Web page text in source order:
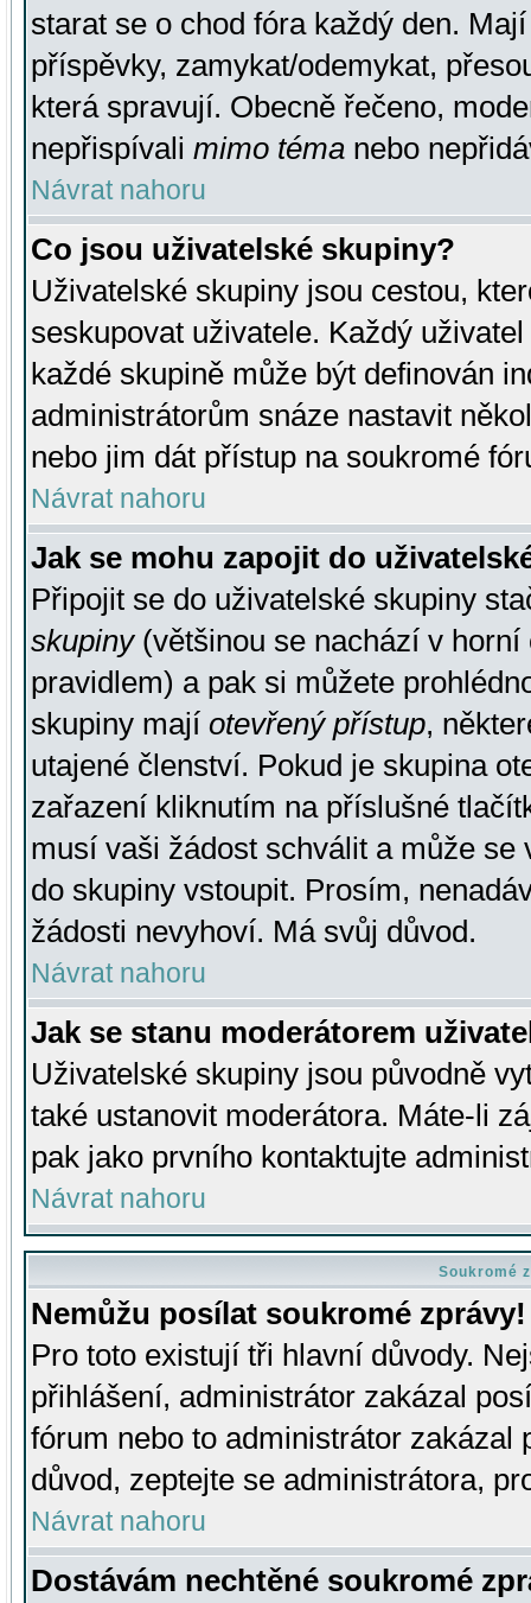
starat se o chod fóra každý den.
příspěvky, zamykat/odemykat,
která spravují. Obecně řečeno,
nepřispívali mimo téma nebo
Návrat nahoru
Co jsou uživatelské skupiny?
Uživatelské skupiny jsou cestou,
seskupovat uživatele. Každý
každé skupině může být definován
administrátorům snáze nastavit
nebo jim dát přístup na soukromé
Návrat nahoru
Jak se mohu zapojit do
Připojit se do uživatelské skupiny
skupiny(většinou se nachází v horní
pravidlem) a pak si můžete
skupiny mají otevřený přístup,
utajené členství. Pokud je skupina
zařazení kliknutím na příslušné
musí vaši žádost schválit a může se
do skupiny vstoupit. Prosím,
žádosti nevyhoví. Má svůj důvod.
Návrat nahoru
Jak se stanu moderátorem
Uživatelské skupiny jsou původně
také ustanovit moderátora. Máte-li
pak jako prvního kontaktujte
Návrat nahoru
Soukromé
Nemůžu posílat soukromé zprávy!
Pro toto existují tři hlavní důvody.
přihlášení, administrátor zakázal
fórum nebo to administrátor zakázal
důvod, zeptejte se administrátora,
Návrat nahoru
Dostávám nechtěné soukromé